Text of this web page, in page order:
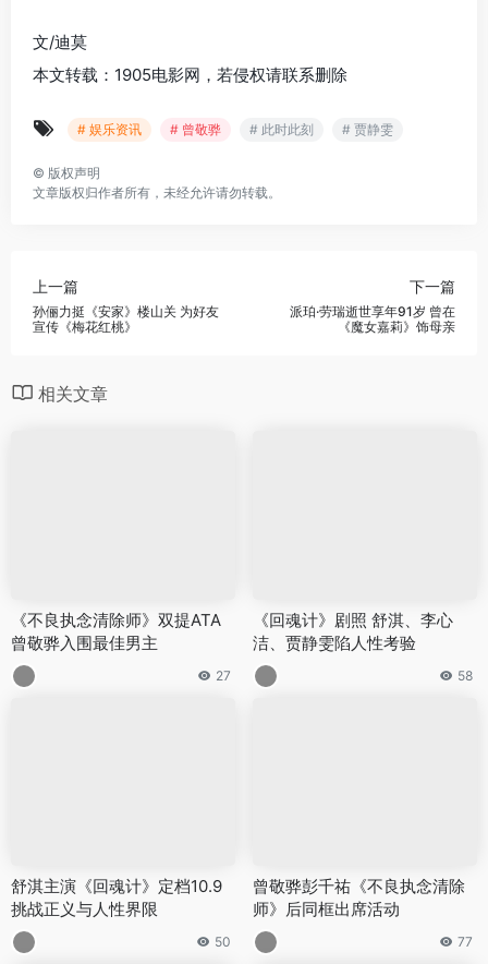
文/迪莫
本文转载：1905电影网，若侵权请联系删除
# 娱乐资讯 # 曾敬骅 # 此时此刻 # 贾静雯
© 版权声明
文章版权归作者所有，未经允许请勿转载。
上一篇
孙俪力挺《安家》楼山关 为好友
宣传《梅花红桃》
下一篇
派珀·劳瑞逝世享年91岁 曾在
《魔女嘉莉》饰母亲
相关文章
《不良执念清除师》双提ATA
曾敬骅入围最佳男主
27
《回魂计》剧照 舒淇、李心
洁、贾静雯陷人性考验
58
舒淇主演《回魂计》定档10.9
挑战正义与人性界限
50
曾敬骅彭千祐《不良执念清除
师》后同框出席活动
77